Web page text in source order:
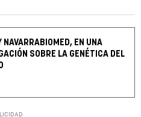
NAVARRABIOMED, EN UNA
SOBRE LA GENÉTICA DEL